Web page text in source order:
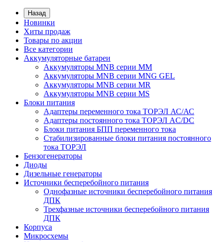
Назад
Новинки
Хиты продаж
Товары по акции
Все категории
Аккумуляторные батареи
Аккумуляторы MNB серии MM
Аккумуляторы MNB серии MNG GEL
Аккумуляторы MNB серии MR
Аккумуляторы MNB серии MS
Блоки питания
Адаптеры переменного тока ТОРЭЛ АС/АС
Адаптеры постоянного тока ТОРЭЛ AC/DC
Блоки питания БПП переменного тока
Стабилизированные блоки питания постоянного
тока ТОРЭЛ
Бензогенераторы
Диоды
Дизельные генераторы
Источники бесперебойного питания
Однофазные источники бесперебойного питания
ДПК
Трехфазные источники бесперебойного питания
ДПК
Корпуса
Микросхемы